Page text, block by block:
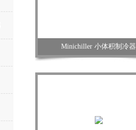
Minichiller 小体积制冷器